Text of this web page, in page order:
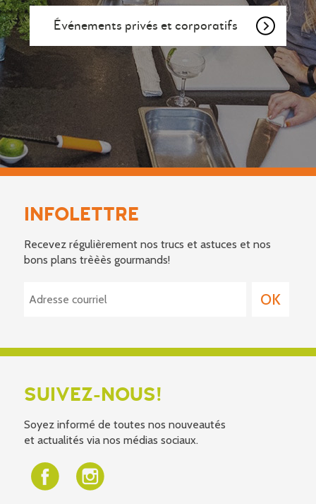
Événements privés et corporatifs
INFOLETTRE
Recevez régulièrement nos trucs et astuces et nos
bons plans trèèès gourmands!
SUIVEZ-NOUS!
Soyez informé de toutes nos nouveautés
et actualités via nos médias sociaux.